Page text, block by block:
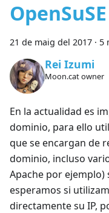
21 de maig del 2017 · 5
Rei Izumi
Moon.cat owner
En la actualidad es
dominio, para ello
que se encargan de
dominio, incluso
Apache por
esperamos si
directamente su IP,